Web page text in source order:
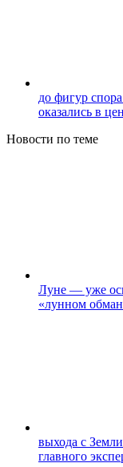
до фигур
оказались в
Новости по теме
Луне — уже
«лунном
выхода с
главного